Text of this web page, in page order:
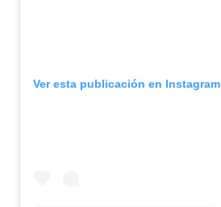
Ver esta publicación en Instagram